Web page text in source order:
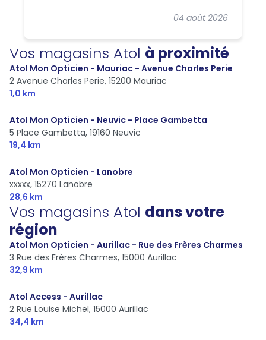
04 août 2026
Vos magasins Atol à proximité
Atol Mon Opticien - Mauriac - Avenue Charles Perie
2 Avenue Charles Perie, 15200 Mauriac
1,0 km
Atol Mon Opticien - Neuvic - Place Gambetta
5 Place Gambetta, 19160 Neuvic
19,4 km
Atol Mon Opticien - Lanobre
xxxxx, 15270 Lanobre
28,6 km
Vos magasins Atol dans votre
région
Atol Mon Opticien - Aurillac - Rue des Frères Charmes
3 Rue des Frères Charmes, 15000 Aurillac
32,9 km
Atol Access - Aurillac
2 Rue Louise Michel, 15000 Aurillac
34,4 km